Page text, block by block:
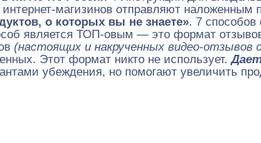
магизинов отправляют наложенным
о которых вы не знаете». 7
является ТОП-овым — это формат
(настоящих и накрученных видео-отзывов
Этот формат никто не использует.
убеждения, но помогают увеличить